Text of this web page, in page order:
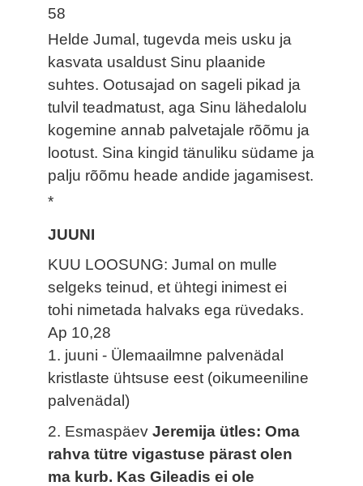
58
Helde Jumal, tugevda meis usku ja
kasvata usaldust Sinu plaanide
suhtes. Ootusajad on sageli pikad ja
tulvil teadmatust, aga Sinu lähedalolu
kogemine annab palvetajale rõõmu ja
lootust. Sina kingid tänuliku südame ja
palju rõõmu heade andide jagamisest.
*
JUUNI
KUU LOOSUNG: Jumal on mulle
selgeks teinud, et ühtegi inimest ei
tohi nimetada halvaks ega rüvedaks.
Ap 10,28
1. juuni - Ülemaailmne palvenädal
kristlaste ühtsuse eest (oikumeeniline
palvenädal)
2. EsmaspäevJeremija ütles: Oma
rahva tütre vigastuse pärast olen
ma kurb. Kas Gileadis ei ole